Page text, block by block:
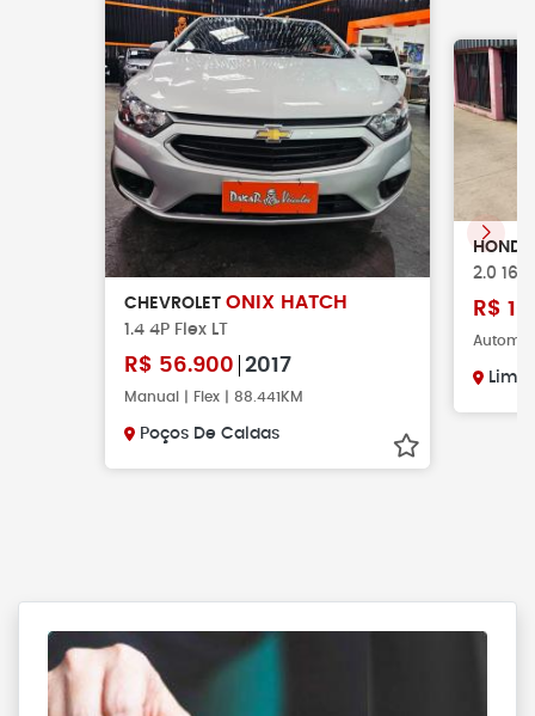
CHEVROLET ONIX HATCH
1.4 4P Flex LT
R$ 56.900 2017
Manual | Flex | 88.441KM
Poços De Caldas
2.0
R$